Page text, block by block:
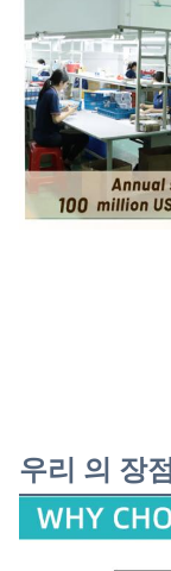
우리 의 장점